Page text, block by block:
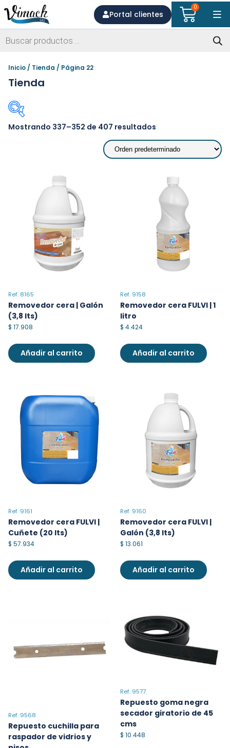
Portal clientes
0
Inicio / Tienda / Página 22
Tienda
Desengrasante
Desinfección
Dispensadores
Higiénicos
Industrial
Pisos
Por categorías
Aseo Nacional
Dispensadores Institucional
Dispensadores Vending
Herramientas importadas
Imp. Atomizadores
Imp. Dispensadores
Líquidos para aseo
Válvulas y atomizadores
Mostrando 337–352 de 407 resultados
Ref. 8165
Removedor cera | Galón
(3,8 lts)
$ 17.908
Añadir al carrito
Ref. 9158
Removedor cera FULVI | 1
litro
$ 4.424
Añadir al carrito
Ref. 9161
Removedor cera FULVI |
Cuñete (20 lts)
$ 57.934
Añadir al carrito
Ref. 9160
Removedor cera FULVI |
Galón (3,8 lts)
$ 13.061
Añadir al carrito
Ref. 9568
Repuesto cuchilla para
raspador de vidrios y
Ref. 9577
Repuesto goma negra
secador giratorio de 45
cms
$ 10.448